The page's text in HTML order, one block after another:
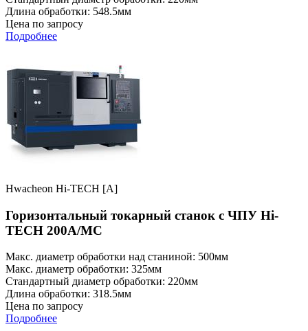
Длина обработки: 548.5мм
Цена по запросу
Подробнее
Hwacheon Hi-TECH [A]
Горизонтальный токарный станок с ЧПУ Hi-
TECH 200A/MC
Макс. диаметр обработки над станиной: 500мм
Макс. диаметр обработки: 325мм
Стандартный диаметр обработки: 220мм
Длина обработки: 318.5мм
Цена по запросу
Подробнее